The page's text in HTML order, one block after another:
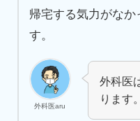
帰宅する気力がなか
す。
外科医aru
外科医
ります。